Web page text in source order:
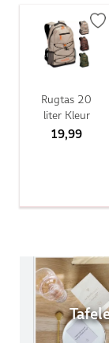
Rugtas 20
liter Kleur
19,99